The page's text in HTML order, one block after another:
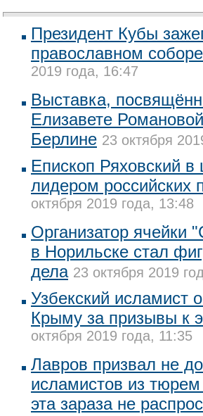
Президент Кубы
православном
2019 года, 16:47
Выставка,
Елизавете
Берлине 23 октября
Епископ Ряховский в
лидером российских
октября 2019 года, 13:48
Организатор ячейки
в Норильске стал
дела 23 октября 2019
Узбекский исламист
Крыму за призывы к
октября 2019 года, 11:35
Лавров призвал не
исламистов из
эта зараза не